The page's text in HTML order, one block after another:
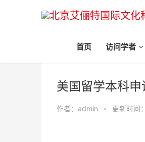
首页 访问学者
首页>> 美国留学 >>美
美国留学本科申
作者：admin • 更新时间